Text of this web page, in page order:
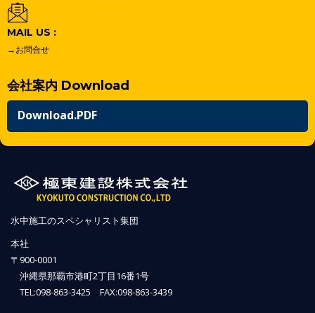
MAIL US :
→お問合せ
会社案内 Download
Download.PDF
水中施工のスペシャリスト集団
本社
〒900-0001
沖縄県那覇市港町2丁目16番1号
TEL:098-863-3425 FAX:098-863-3439